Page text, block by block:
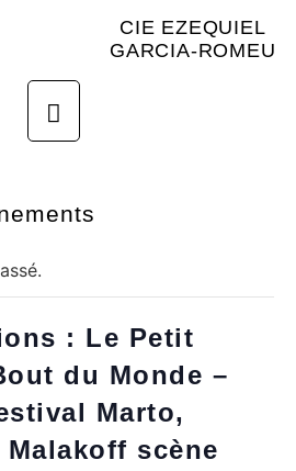
CIE EZEQUIEL
GARCIA-ROMEU
: Le Petit
du Monde –
Marto,
Malakoff scène